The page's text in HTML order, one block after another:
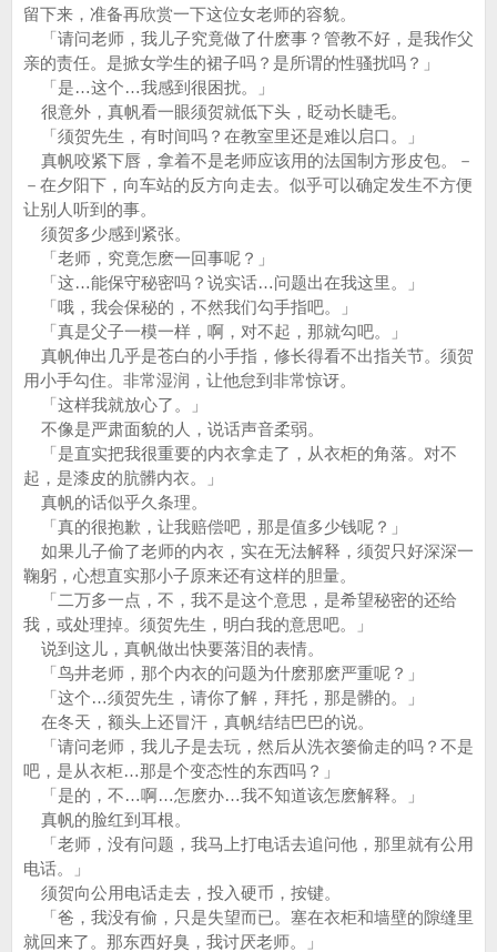
留下来，准备再欣赏一下这位女老师的容貌。
「请问老师，我儿子究竟做了什麽事？管教不好，是我作父
亲的责任。是掀女学生的裙子吗？是所谓的性骚扰吗？」
「是…这个…我感到很困扰。」
很意外，真帆看一眼须贺就低下头，眨动长睫毛。
「须贺先生，有时间吗？在教室里还是难以启口。」
真帆咬紧下唇，拿着不是老师应该用的法国制方形皮包。－
－在夕阳下，向车站的反方向走去。似乎可以确定发生不方便
让别人听到的事。
须贺多少感到紧张。
「老师，究竟怎麽一回事呢？」
「这…能保守秘密吗？说实话…问题出在我这里。」
「哦，我会保秘的，不然我们勾手指吧。」
「真是父子一模一样，啊，对不起，那就勾吧。」
真帆伸出几乎是苍白的小手指，修长得看不出指关节。须贺
用小手勾住。非常湿润，让他怠到非常惊讶。
「这样我就放心了。」
不像是严肃面貌的人，说话声音柔弱。
「是直实把我很重要的内衣拿走了，从衣柜的角落。对不
起，是漆皮的肮髒内衣。」
真帆的话似乎久条理。
「真的很抱歉，让我赔偿吧，那是值多少钱呢？」
如果儿子偷了老师的内衣，实在无法解释，须贺只好深深一
鞠躬，心想直实那小子原来还有这样的胆量。
「二万多一点，不，我不是这个意思，是希望秘密的还给
我，或处理掉。须贺先生，明白我的意思吧。」
说到这儿，真帆做出快要落泪的表情。
「鸟井老师，那个内衣的问题为什麽那麽严重呢？」
「这个…须贺先生，请你了解，拜托，那是髒的。」
在冬天，额头上还冒汗，真帆结结巴巴的说。
「请问老师，我儿子是去玩，然后从洗衣篓偷走的吗？不是
吧，是从衣柜…那是个变态性的东西吗？」
「是的，不…啊…怎麽办…我不知道该怎麽解释。」
真帆的脸红到耳根。
「老师，没有问题，我马上打电话去追问他，那里就有公用
电话。」
须贺向公用电话走去，投入硬币，按键。
「爸，我没有偷，只是失望而已。塞在衣柜和墙壁的隙缝里
就回来了。那东西好臭，我讨厌老师。」